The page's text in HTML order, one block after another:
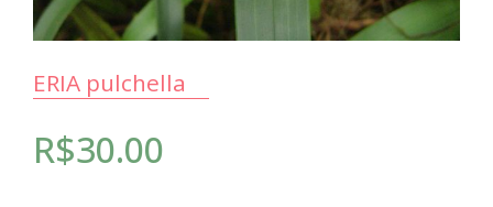
ERIA pulchella
R$30.00